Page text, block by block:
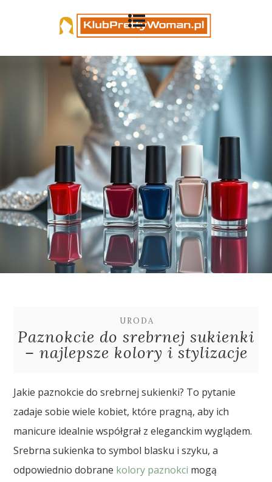
URODA
Paznokcie do srebrnej sukienki
– najlepsze kolory i stylizacje
Jakie paznokcie do srebrnej sukienki? To pytanie
zadaje sobie wiele kobiet, które pragną, aby ich
manicure idealnie współgrał z eleganckim wyglądem.
Srebrna sukienka to symbol blasku i szyku, a
odpowiednio dobrane kolory paznokci mogą